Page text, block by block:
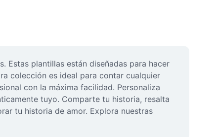
Estas plantillas están diseñadas para hacer
colección es ideal para contar cualquier
con la máxima facilidad. Personaliza
tuyo. Comparte tu historia, resalta
tu historia de amor. Explora nuestras